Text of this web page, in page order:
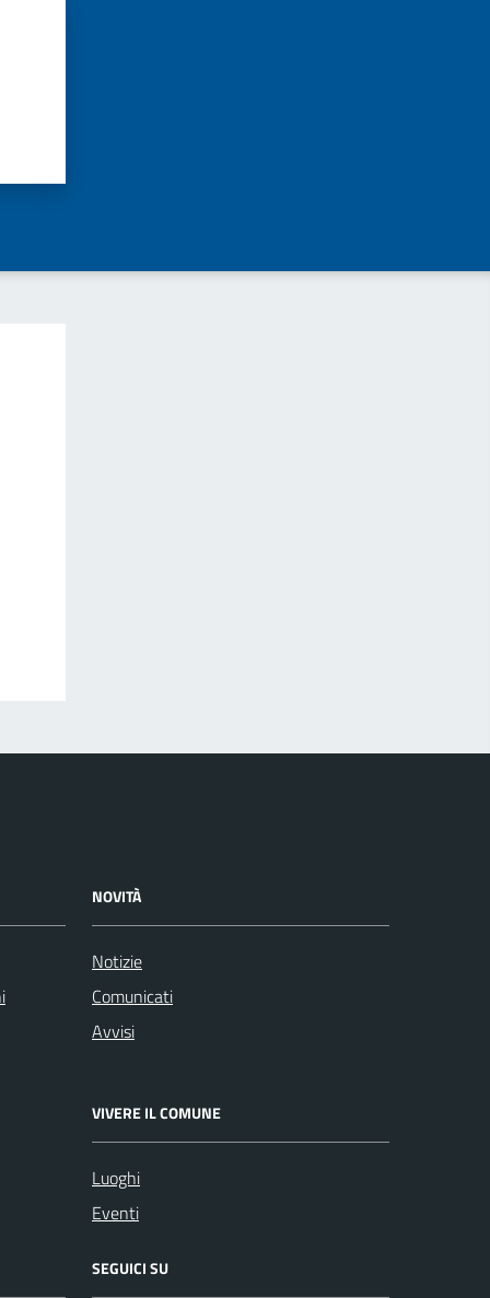
NOVITÀ
Notizie
Comunicati
Avvisi
VIVERE IL COMUNE
Luoghi
Eventi
SEGUICI SU